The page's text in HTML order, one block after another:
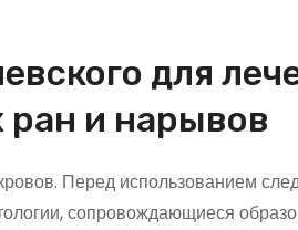
для
и нарывов
Перед использованием
сопровождающиеся